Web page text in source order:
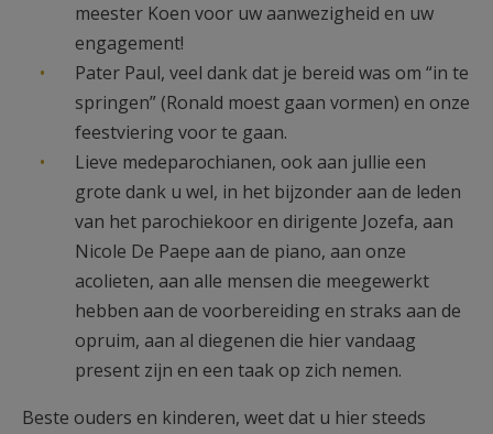
meester Koen voor uw aanwezigheid en uw
engagement!
Pater Paul, veel dank dat je bereid was om “in te
springen” (Ronald moest gaan vormen) en onze
feestviering voor te gaan.
Lieve medeparochianen, ook aan jullie een
grote dank u wel, in het bijzonder aan de leden
van het parochiekoor en dirigente Jozefa, aan
Nicole De Paepe aan de piano, aan onze
acolieten, aan alle mensen die meegewerkt
hebben aan de voorbereiding en straks aan de
opruim, aan al diegenen die hier vandaag
present zijn en een taak op zich nemen.
Beste ouders en kinderen, weet dat u hier steeds